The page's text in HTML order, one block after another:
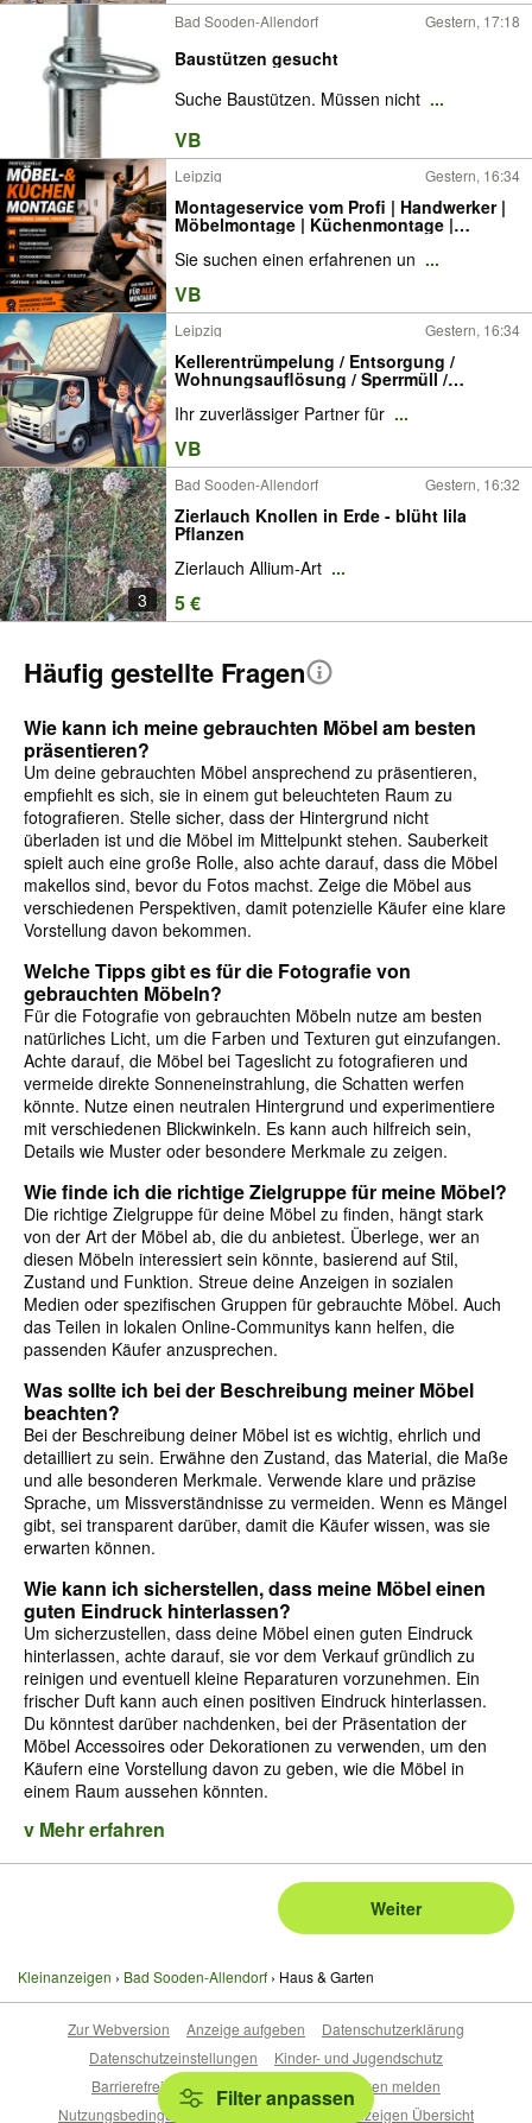
Bad Sooden-Allendorf Gestern, 17:18
Baustützen gesucht
Suche Baustützen. Müssen nicht ...
VB
Leipzig Gestern, 16:34
Montageservice vom Profi | Handwerker |
Möbelmontage | Küchenmontage |
Küchenaufbau | Abbau, Aufbau,
Demontage, Montage, Monteur, Lampen,
Kitchen Installer / Fitter
Sie suchen einen erfahrenen un ...
VB
Leipzig Gestern, 16:34
Kellerentrümpelung / Entsorgung /
Wohnungsauflösung / Sperrmüll /
Aufräumarbeiten / Haushaltsauflösung /
Entrümpelung / Keller Entrümpelung /
Dachpappe / Bauschutt / Grünschnitt /
Schrott / Holz
Ihr zuverlässiger Partner für ...
VB
3
Bad Sooden-Allendorf Gestern, 16:32
Zierlauch Knollen in Erde - blüht lila
Pflanzen
Zierlauch Allium-Art ...
5 €
Häufig gestellte Fragen
Wie kann ich meine gebrauchten Möbel am besten
präsentieren?
Um deine gebrauchten Möbel ansprechend zu präsentieren,
empfiehlt es sich, sie in einem gut beleuchteten Raum zu
fotografieren. Stelle sicher, dass der Hintergrund nicht
überladen ist und die Möbel im Mittelpunkt stehen. Sauberkeit
spielt auch eine große Rolle, also achte darauf, dass die Möbel
makellos sind, bevor du Fotos machst. Zeige die Möbel aus
verschiedenen Perspektiven, damit potenzielle Käufer eine klare
Vorstellung davon bekommen.
Welche Tipps gibt es für die Fotografie von
gebrauchten Möbeln?
Für die Fotografie von gebrauchten Möbeln nutze am besten
natürliches Licht, um die Farben und Texturen gut einzufangen.
Achte darauf, die Möbel bei Tageslicht zu fotografieren und
vermeide direkte Sonneneinstrahlung, die Schatten werfen
könnte. Nutze einen neutralen Hintergrund und experimentiere
mit verschiedenen Blickwinkeln. Es kann auch hilfreich sein,
Details wie Muster oder besondere Merkmale zu zeigen.
Wie finde ich die richtige Zielgruppe für meine Möbel?
Die richtige Zielgruppe für deine Möbel zu finden, hängt stark
von der Art der Möbel ab, die du anbietest. Überlege, wer an
diesen Möbeln interessiert sein könnte, basierend auf Stil,
Zustand und Funktion. Streue deine Anzeigen in sozialen
Medien oder spezifischen Gruppen für gebrauchte Möbel. Auch
das Teilen in lokalen Online-Communitys kann helfen, die
passenden Käufer anzusprechen.
Was sollte ich bei der Beschreibung meiner Möbel
beachten?
Bei der Beschreibung deiner Möbel ist es wichtig, ehrlich und
detailliert zu sein. Erwähne den Zustand, das Material, die Maße
und alle besonderen Merkmale. Verwende klare und präzise
Sprache, um Missverständnisse zu vermeiden. Wenn es Mängel
gibt, sei transparent darüber, damit die Käufer wissen, was sie
erwarten können.
Wie kann ich sicherstellen, dass meine Möbel einen
guten Eindruck hinterlassen?
Um sicherzustellen, dass deine Möbel einen guten Eindruck
hinterlassen, achte darauf, sie vor dem Verkauf gründlich zu
reinigen und eventuell kleine Reparaturen vorzunehmen. Ein
frischer Duft kann auch einen positiven Eindruck hinterlassen.
Du könntest darüber nachdenken, bei der Präsentation der
Möbel Accessoires oder Dekorationen zu verwenden, um den
Käufern eine Vorstellung davon zu geben, wie die Möbel in
einem Raum aussehen könnten.
v Mehr erfahren
Weiter
Kleinanzeigen Bad Sooden-Allendorf Haus & Garten
Filter anpassen
Zur Webversion Anzeige aufgeben
Datenschutzerklärung
Datenschutzeinstellungen
Kinder- und Jugendschutz
Barrierefreiheitserklärung
Sicherheitslücken melden
Nutzungsbedingungen
Beliebte Suchen Anzeigen Übersicht